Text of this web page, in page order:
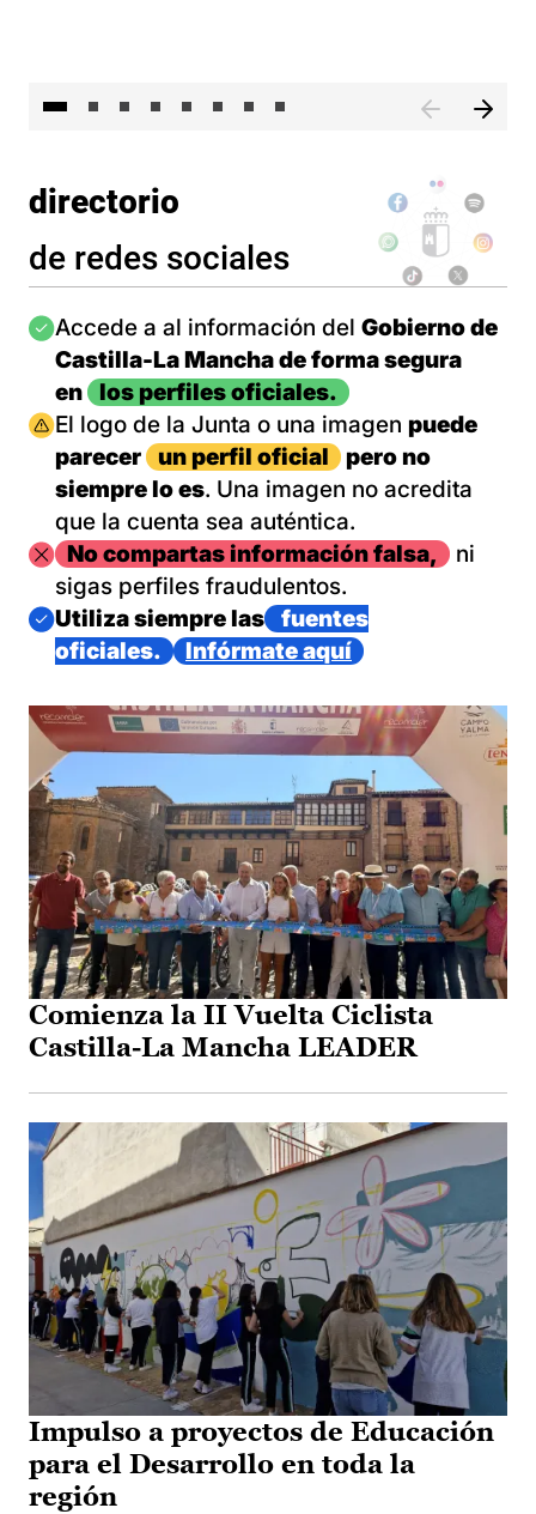
directorio
de redes sociales
Imagen
Accede a al información del Gobierno de
Castilla-La Mancha de forma segura
en
los perfiles oficiales.
Imagen
El logo de la Junta o una imagen puede
parecer
un perfil oficial
pero no
siempre lo es. Una imagen no acredita
que la cuenta sea auténtica.
ImagenNo compartas información falsa,
ni
sigas perfiles fraudulentos.
Imagen
Utiliza siempre las
fuentes
oficiales.
Infórmate aquí
Comienza la II Vuelta Ciclista
Castilla-La Mancha LEADER
Impulso a proyectos de Educación
para el Desarrollo en toda la
región